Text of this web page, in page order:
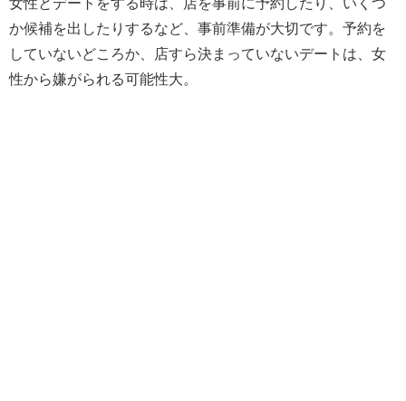
か候補を出したりするなど、事前準備が大切です。予約を
していないどころか、店すら決まっていないデートは、女
性から嫌がられる可能性大。